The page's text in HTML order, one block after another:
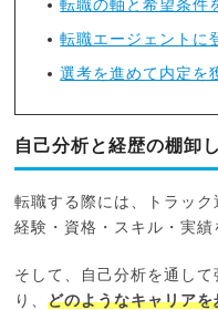
転職の軸と希望条件
転職エージェントに
選考を進めて内定を
自己分析と経歴の棚卸
転職する際には、トラック
経験・資格・スキル・実績
そして、自己分析を通し
り、どのようなキャリア